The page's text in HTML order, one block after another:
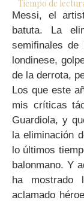
Tiempo de
Messi, el
batuta. La
semifinales de
londinese,
de la derrota,
Los que este
mis críticas
Guardiola, y
la eliminación
lo últimos
balonmano. Y
ha mostrado
aclamado